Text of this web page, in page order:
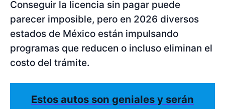
Conseguir la licencia sin pagar puede
parecer imposible, pero en 2026 diversos
estados de México están impulsando
programas que reducen o incluso eliminan el
costo del trámite.
Estos autos son geniales y serán